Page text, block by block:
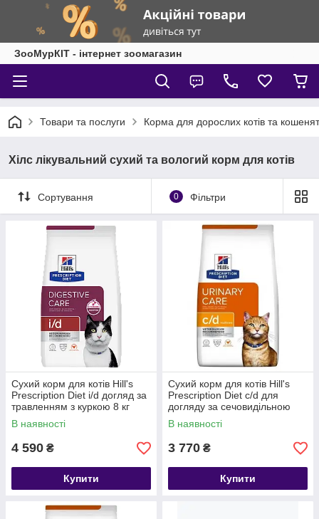
ЗооМурКІТ - інтернет зоомагазин
Товари та послуги Корма для дорослих котів та кошенят
Хілс лікувальний сухий та вологий корм для котів
Сортування 0 Фільтри
Сухий корм для котів Hill's
Prescription Diet i/d догляд за
травленням з куркою 8 кг
В наявності
4 590 ₴
Купити
Сухий корм для котів Hill's
Prescription Diet c/d для
догляду за сечовидільною
системою з куркою 8 к
В наявності
3 770 ₴
Купити